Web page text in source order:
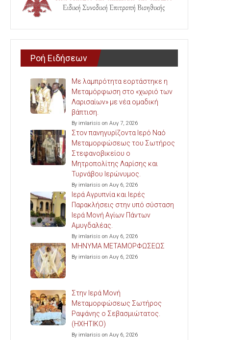
Ροή Ειδήσεων
Με λαμπρότητα εορτάστηκε η
Μεταμόρφωση στο «χωριό των
Λαρισαίων» με νέα ομαδική
βάπτιση.
By imlarisis on Αυγ 7, 2026
Στον πανηγυρίζοντα Ιερό Ναό
Μεταμορφώσεως του Σωτήρος
Στεφανοβικείου ο
Μητροπολίτης Λαρίσης και
Τυρνάβου Ιερώνυμος.
By imlarisis on Αυγ 6, 2026
Ιερά Αγρυπνία και Ιερές
Παρακλήσεις στην υπό σύσταση
Ιερά Μονή Αγίων Πάντων
Αμυγδαλέας.
By imlarisis on Αυγ 6, 2026
ΜΗΝΥΜΑ ΜΕΤΑΜΟΡΦΩΣΕΩΣ
By imlarisis on Αυγ 6, 2026
Στην Ιερά Μονή
Μεταμορφώσεως Σωτήρος
Ραψάνης ο Σεβασμιώτατος.
(ΗΧΗΤΙΚΟ)
By imlarisis on Αυγ 6, 2026